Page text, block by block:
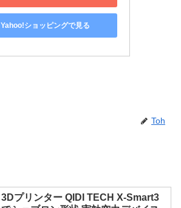
Yahoo!ショッピングで見る
Toh
3Dプリンター QIDI TECH X-Smart3